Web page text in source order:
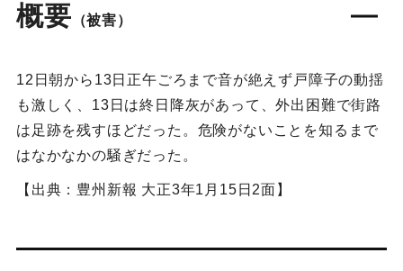
概要 （被害）
12日朝から13日正午ごろまで音が絶えず戸障子の動揺
も激しく、13日は終日降灰があって、外出困難で街路
は足跡を残すほどだった。危険がないことを知るまで
はなかなかの騒ぎだった。
【出典：豊州新報 大正3年1月15日2面】